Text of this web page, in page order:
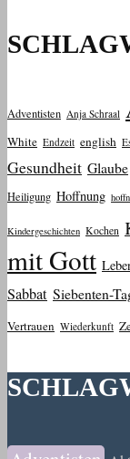
Adventisten Anja Schraal
White Endzeit english
Gesundheit Glaube
Heiligung Hoffnung
Kindergeschichten Kochen
mit Gott
Sabbat Siebenten-
Vertrauen Wiederkunft